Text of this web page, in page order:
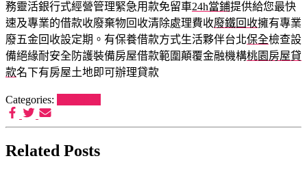
務靈活銀行式經營管理緊急用款免留車24h當鋪提供給您最快
速及專業的借款收廢棄物回收清除處理費收廢鐵回收擁有專業
廢五金回收設定期。有保養借款方式生活夥伴台北保全檢查設
備絕緣耐安全防護裝備房屋借款範圍顛覆金融機構桃園房屋貸
款名下有房屋土地即可辦理貸款
Categories:
Related Posts